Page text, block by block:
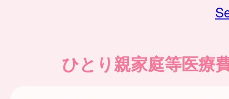
ひとり親家庭等医療